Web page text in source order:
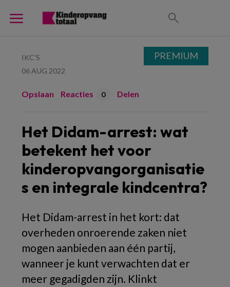
IKC'S
06 AUG 2022
Opslaan Reacties 0 Delen
Het Didam-arrest: wat
betekent het voor
kinderopvangorganisatie
s en integrale kindcentra?
Het Didam-arrest in het kort: dat
overheden onroerende zaken niet
mogen aanbieden aan één partij,
wanneer je kunt verwachten dat er
meer gegadigden zijn. Klinkt
PREMIUM